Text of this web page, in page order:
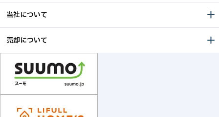
当社について
売却について